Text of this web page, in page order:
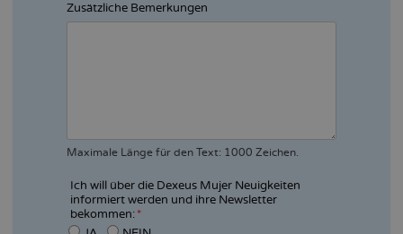
Zusätzliche Bemerkungen
Maximale Länge für den Text: 1000 Zeichen.
Ich will über die Dexeus Mujer Neuigkeiten
informiert werden und ihre Newsletter
bekommen: